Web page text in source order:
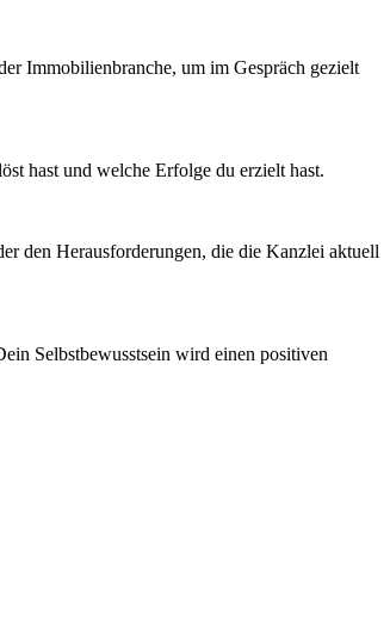
Immobilienbranche, um im Gespräch gezielt
hast und welche Erfolge du erzielt hast.
den Herausforderungen, die die Kanzlei aktuell
Selbstbewusstsein wird einen positiven